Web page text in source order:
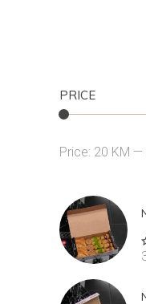
PRICE
Min
Max
Price: 20 KM —